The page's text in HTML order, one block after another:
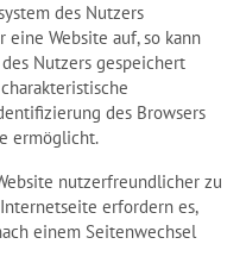
des Nutzers
Website auf, so kann
Nutzers gespeichert
des Browsers
ermöglicht.
nutzerfreundlicher zu
erfordern es,
einem Seitenwechsel